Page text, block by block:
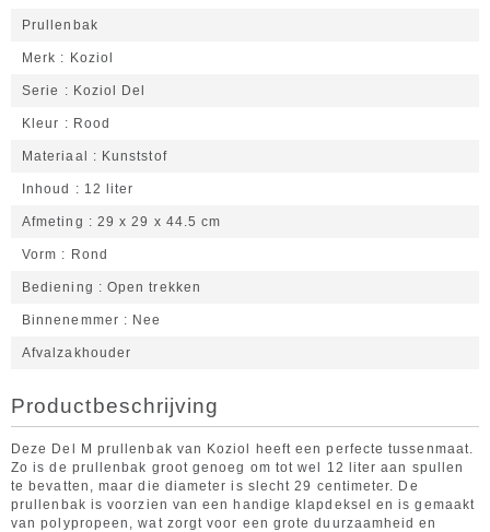
Prullenbak
Merk Koziol
Serie Koziol Del
Kleur Rood
Materiaal Kunststof
Inhoud 12 liter
Afmeting 29 x 29 x 44.5 cm
Vorm Rond
Bediening Open trekken
Binnenemmer Nee
Afvalzakhouder
Productbeschrijving
Deze Del M prullenbak van Koziol heeft een perfecte tussenmaat.
Zo is de prullenbak groot genoeg om tot wel 12 liter aan spullen
te bevatten, maar die diameter is slecht 29 centimeter. De
prullenbak is voorzien van een handige klapdeksel en is gemaakt
van polypropeen, wat zorgt voor een grote duurzaamheid en